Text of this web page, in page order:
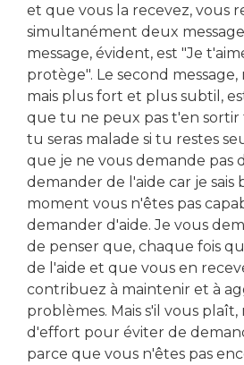
et que vous la recevez, vous
simultanément deux
message, évident, est "Je
protège". Le second
mais plus fort et plus subtil,
que tu ne peux pas t'en
tu seras malade si tu restes
que je ne vous demande pas
demander de l'aide car je sais
moment vous n'êtes pas
demander d'aide. Je vous
de penser que, chaque fois
de l'aide et que vous en
contribuez à maintenir et à
problèmes. Mais s'il vous plaît,
d'effort pour éviter de
parce que vous n'êtes pas